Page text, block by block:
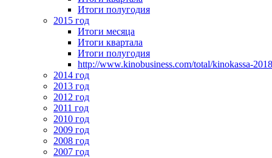
Итоги полугодия
2015 год
Итоги месяца
Итоги квартала
Итоги полугодия
http://www.kinobusiness.com/total/kinokassa-
2014 год
2013 год
2012 год
2011 год
2010 год
2009 год
2008 год
2007 год